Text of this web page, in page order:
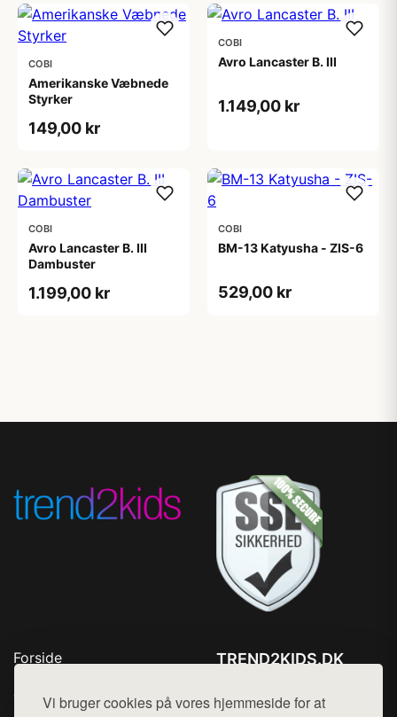
Vi bruger cookies på vores hjemmeside for at
COBI
Amerikanske Væbnede
Styrker
149,00 kr
COBI
Avro Lancaster B. III
1.149,00 kr
COBI
Avro Lancaster B. III
Dambuster
1.199,00 kr
COBI
BM-13 Katyusha - ZIS-6
529,00 kr
Forside
Top Rabatter
TREND2KIDS.DK